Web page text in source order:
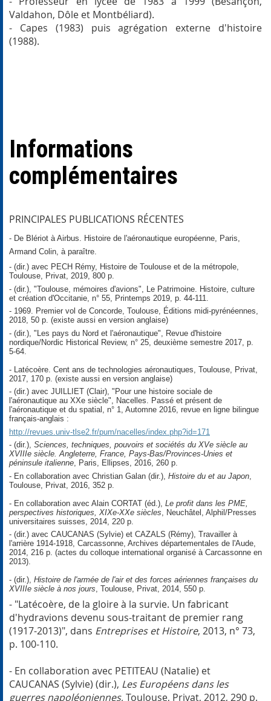
Valdahon, Dôle et Montbéliard).
- Capes (1983) puis agrégation externe d'histoire
(1988).
Informations
complémentaires
PRINCIPALES PUBLICATIONS RÉCENTES
- De Blériot à Airbus. Histoire de l'aéronautique européenne, Paris,
Armand Colin, à paraître.
- (dir.) avec PECH Rémy, Histoire de Toulouse et de la métropole,
Toulouse, Privat, 2019, 800 p.
- (dir.), "Toulouse, mémoires d'avions", Le Patrimoine. Histoire, culture
et création d'Occitanie , n° 55, Printemps 2019, p. 44-111.
- 1969. Premier vol de Concorde, Toulouse, Éditions midi-pyrénéennes,
2018, 50 p. (existe aussi en version anglaise)
- (dir.), "Les pays du Nord et l'aéronautique", Revue d'histoire
nordique/Nordic Historical Review, n° 25, deuxième semestre 2017, p.
5-64.
- Latécoère. Cent ans de technologies aéronautiques , Toulouse, Privat,
2017, 170 p. (existe aussi en version anglaise)
- (dir.) avec JUILLIET (Clair), "Pour une histoire sociale de
l'aéronautique au XXe siècle", Nacelles. Passé et présent de
l'aéronautique et du spatial , n° 1, Automne 2016, revue en ligne bilingue
français-anglais :
http://revues.univ-tlse2.fr/pum/nacelles/index.php?id=171
- (dir.), Sciences, techniques, pouvoirs et sociétés du XVe siècle au
XVIIIe siècle. Angleterre, France, Pays-Bas/Provinces-Unies et
péninsule italienne, Paris, Ellipses, 2016, 260 p.
- En collaboration avec Christian Galan (dir.), Histoire du et au Japon
Toulouse, Privat, 2016, 352 p.
- En collaboration avec Alain CORTAT (éd.), Le profit dans les PME,
perspectives historiques, XIXe-XXe siècles , Neuchâtel, Alphil/Presses
universitaires suisses, 2014, 220 p.
- (dir.) avec CAUCANAS (Sylvie) et CAZALS (Rémy), Travailler à
l'arrière 1914-1918, Carcassonne, Archives départementales de l'Aude,
2014, 216 p. (actes du colloque international organisé à Carcassonne en
2013).
- (dir.), Histoire de l'armée de l'air et des forces aériennes françaises du
XVIIIe siècle à nos jours, Toulouse, Privat, 2014, 550 p.
- "Latécoère, de la gloire à la survie. Un fabricant
d'hydravions devenu sous-traitant de premier rang
(1917-2013)", dans Entreprises et Histoire, 2013, n° 73,
p. 100-110.
- En collaboration avec PETITEAU (Natalie) et
CAUCANAS (Sylvie) (dir.), Les Européens dans les
guerres napoléoniennes,Toulouse, Privat, 2012, 290 p.